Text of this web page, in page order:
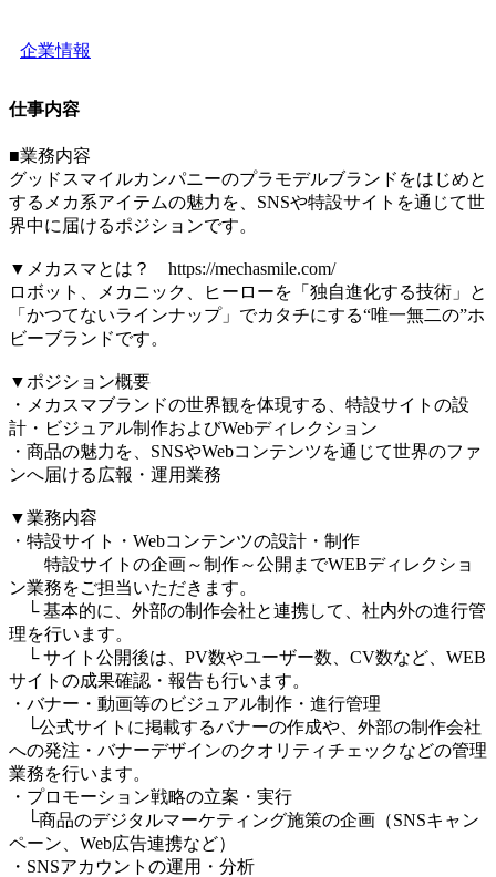
企業情報
仕事内容
■業務内容
グッドスマイルカンパニーのプラモデルブランドをはじめと
するメカ系アイテムの魅力を、SNSや特設サイトを通じて世
界中に届けるポジションです。
▼メカスマとは？ https://mechasmile.com/
ロボット、メカニック、ヒーローを「独自進化する技術」と
「かつてないラインナップ」でカタチにする“唯一無二の”ホ
ビーブランドです。
▼ポジション概要
・メカスマブランドの世界観を体現する、特設サイトの設
計・ビジュアル制作およびWebディレクション
・商品の魅力を、SNSやWebコンテンツを通じて世界のファ
ンへ届ける広報・運用業務
▼業務内容
・特設サイト・Webコンテンツの設計・制作
特設サイトの企画～制作～公開までWEBディレクショ
ン業務をご担当いただきます。
└ 基本的に、外部の制作会社と連携して、社内外の進行管
理を行います。
└ サイト公開後は、PV数やユーザー数、CV数など、WEB
サイトの成果確認・報告も行います。
・バナー・動画等のビジュアル制作・進行管理
└公式サイトに掲載するバナーの作成や、外部の制作会社
への発注・バナーデザインのクオリティチェックなどの管理
業務を行います。
・プロモーション戦略の立案・実行
└商品のデジタルマーケティング施策の企画（SNSキャン
ペーン、Web広告連携など）
・SNSアカウントの運用・分析